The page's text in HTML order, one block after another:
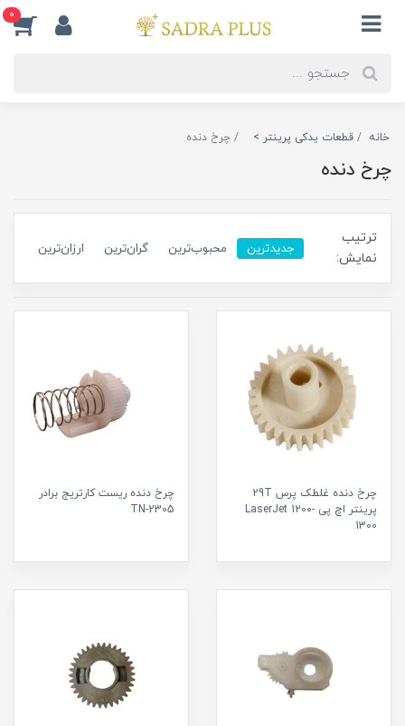
0
خانه قطعات یدکی پرینتر > چرخ دنده
چرخ دنده
ترتیب
نمایش:
جدیدترین محبوب‌ترین گران‌ترین ارزان‌ترین
چرخ دنده غلطک پرس 29T
پرینتر اچ پی LaserJet 1200-
1300
چرخ دنده ریست کارتریج برادر
TN-2305